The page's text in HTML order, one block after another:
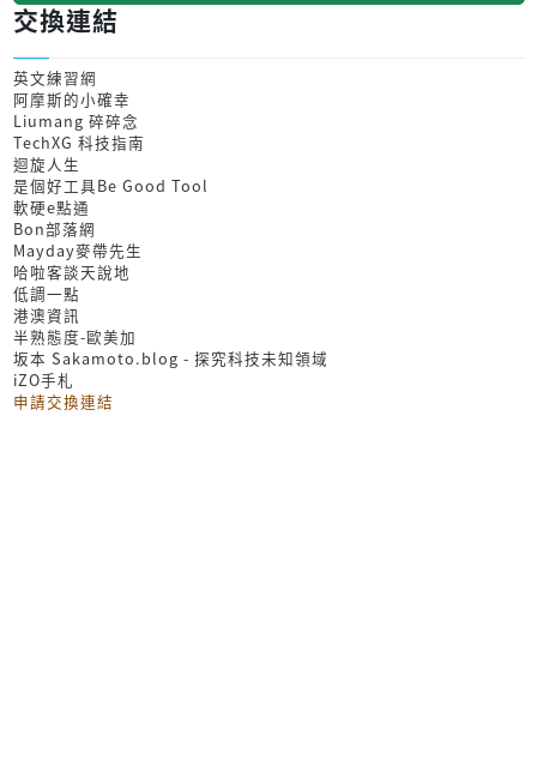
交換連結
英文練習網
阿摩斯的小確幸
Liumang 碎碎念
TechXG 科技指南
迴旋人生
是個好工具Be Good Tool
軟硬e點通
Bon部落網
Mayday麥帶先生
哈啦客談天說地
低調一點
港澳資訊
半熟態度-歐美加
坂本 Sakamoto.blog - 探究科技未知領域
iZO手札
申請交換連結